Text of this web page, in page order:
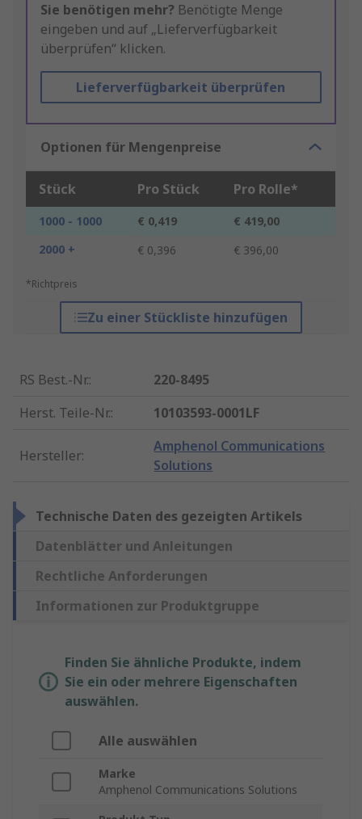
Sie benötigen mehr? Benötigte Menge
eingeben und auf „Lieferverfügbarkeit
überprüfen“ klicken.
Lieferverfügbarkeit überprüfen
Optionen für Mengenpreise
Stück Pro Stück Pro Rolle*
1000 - 1000 € 0,419
€ 419,00
2000 +
€ 0,396 € 396,00
*Richtpreis
Zu einer Stückliste hinzufügen
RS Best.-Nr.:
220-8495
Herst. Teile-Nr.: 10103593-0001LF
Hersteller:
Amphenol Communications
Solutions
Technische Daten des gezeigten Artikels
Datenblätter und Anleitungen
Rechtliche Anforderungen
Informationen zur Produktgruppe
Finden Sie ähnliche Produkte, indem
Sie ein oder mehrere Eigenschaften
auswählen.
Alle auswählen
Marke
Amphenol Communications Solutions